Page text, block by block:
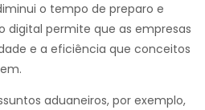
o tempo de preparo e
digital permite que as empresas
e a eficiência que conceitos
aduaneiros, por exemplo,